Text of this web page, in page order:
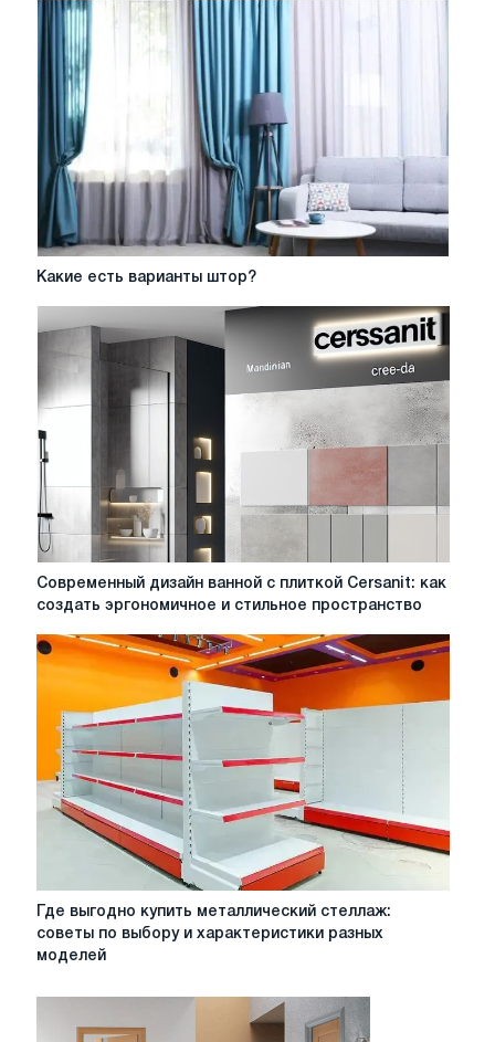
Какие
штор?
Какие есть варианты штор?
Современный
с
плиткой
Cersanit:
как
создать
эргономичное
и
стильное
пространство
Современный дизайн ванной с плиткой Cersanit: как
создать эргономичное и стильное пространство
Где
купить
стеллаж:
Где выгодно купить металлический стеллаж:
советы по выбору и характеристики разных
моделей